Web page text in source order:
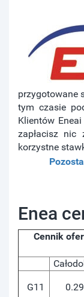
przygotowane
tym czasie
Klientów
zapłacisz nic
korzystne
Enea
Cennik
G11